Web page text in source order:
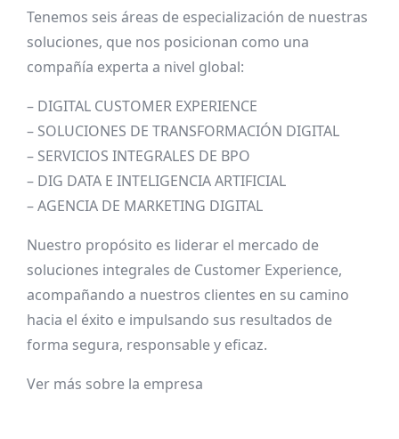
Tenemos seis áreas de especialización de nuestras
soluciones, que nos posicionan como una
compañía experta a nivel global:
– DIGITAL CUSTOMER EXPERIENCE
– SOLUCIONES DE TRANSFORMACIÓN DIGITAL
– SERVICIOS INTEGRALES DE BPO
– DIG DATA E INTELIGENCIA ARTIFICIAL
– AGENCIA DE MARKETING DIGITAL
Nuestro propósito es liderar el mercado de
soluciones integrales de Customer Experience,
acompañando a nuestros clientes en su camino
hacia el éxito e impulsando sus resultados de
forma segura, responsable y eficaz.
Ver más sobre la empresa